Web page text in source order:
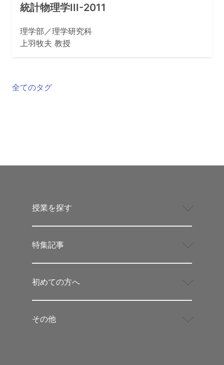
統計物理学III-2011
理学部／理学研究科
上羽牧夫 教授
全てのタグ
授業を探す
特集記事
初めての方へ
その他